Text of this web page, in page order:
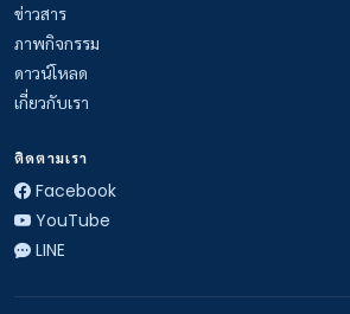
ข่าวสาร
ภาพกิจกรรม
ดาวน์โหลด
เกี่ยวกับเรา
ติดตามเรา
Facebook
YouTube
LINE